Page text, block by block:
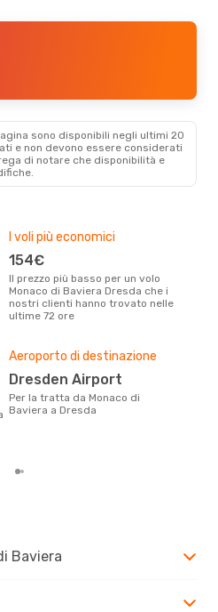
sono disponibili negli ultimi 20
e non devono essere considerati
di notare che disponibilità e
I voli più economici
154€
Il prezzo più basso per un volo
Monaco di Baviera Dresda che i
nostri clienti hanno trovato nelle
ultime 72 ore
Aeroporto di destinazione
Dresden Airport
Per la tratta da Monaco di
Baviera a Dresda
Baviera